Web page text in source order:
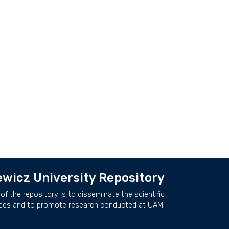
University Repository
the repository is to disseminate the scientific
and to promote research conducted at UAM.